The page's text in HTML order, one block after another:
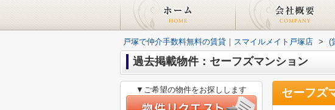
戸塚で仲介手数料無料の賃貸｜スマイルメイト戸塚店 > (
過去掲載物件：セーフズマンション
セーフズ
▼ご希望の物件をお探しします